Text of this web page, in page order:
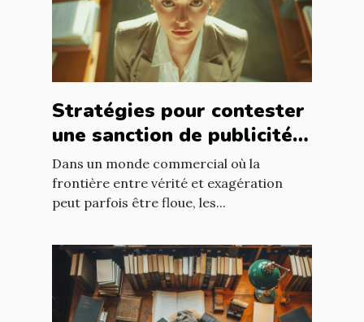
Stratégies pour contester
une sanction de publicité
mensongère
Dans un monde commercial où la
frontière entre vérité et exagération
peut parfois être floue, les...